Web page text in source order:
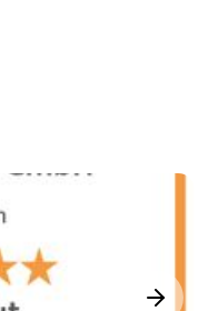
next